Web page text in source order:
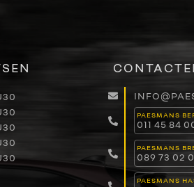
PAESMANS
011 45 84
PAESMANS
089 73 02
PAESMANS